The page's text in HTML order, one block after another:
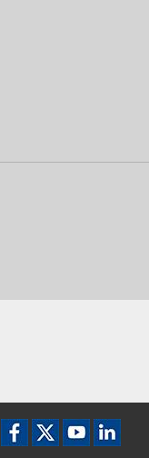
Pictogram Facebook
Pictogram X
Pictogram